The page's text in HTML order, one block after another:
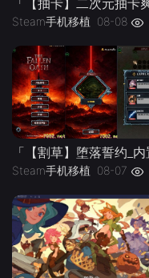
Steam手机移植 08-08
Steam手机移植 08-07